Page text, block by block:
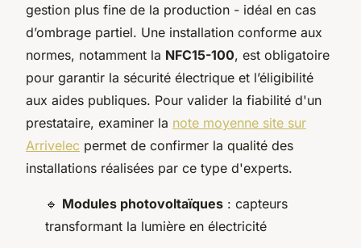
gestion plus fine de la production - idéal en cas
d’ombrage partiel. Une installation conforme aux
normes, notamment la NFC15-100, est obligatoire
pour garantir la sécurité électrique et l’éligibilité
aux aides publiques. Pour valider la fiabilité d'un
prestataire, examiner la note moyenne site sur
Arrivelec permet de confirmer la qualité des
installations réalisées par ce type d'experts.
🔹 Modules photovoltaïques : capteurs
transformant la lumière en électricité